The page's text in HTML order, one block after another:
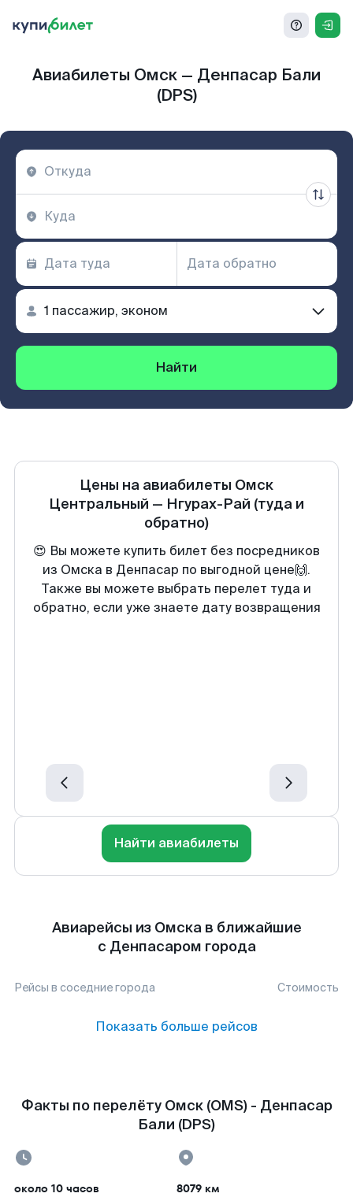
Авиабилеты Омск — Денпасар Бали
(DPS)
Найти
Цены на авиабилеты Омск
Центральный — Нгурах-Рай (туда и
обратно)
😍 Вы можете купить билет без посредников
из Омска в Денпасар по выгодной цене🙌.
Также вы можете выбрать перелет туда и
обратно, если уже знаете дату возвращения
Найти авиабилеты
Авиарейсы из Омска в ближайшие
с Денпасаром города
Рейсы в соседние города Стоимость
Показать больше рейсов
Факты по перелёту Омск (OMS) - Денпасар
Бали (DPS)
около 10 часов 8079 км